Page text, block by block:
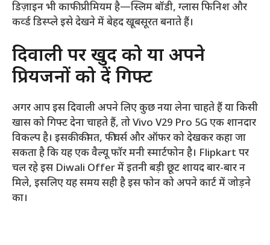
डिज़ाइन भी काफी प्रीमियम है—स्लिम बॉडी, ग्लास फिनिश और
कर्व्ड डिस्प्ले इसे देखने में बेहद खूबसूरत बनाते हैं।
दिवाली पर खुद को या अपने
प्रियजनों को दें गिफ्ट
अगर आप इस दिवाली अपने लिए कुछ नया लेना चाहते हैं या किसी
खास को गिफ्ट देना चाहते हैं, तो Vivo V29 Pro 5G एक शानदार
विकल्प है। इसकी कीमत, फीचर्स और ऑफर को देखकर कहा जा
सकता है कि यह एक वैल्यू फॉर मनी स्मार्टफोन है। Flipkart पर
चल रहे इस Diwali Offer में इतनी बड़ी छूट शायद बार-बार न
मिले, इसलिए यह समय सही है इस फोन को अपने कार्ट में जोड़ने
का।